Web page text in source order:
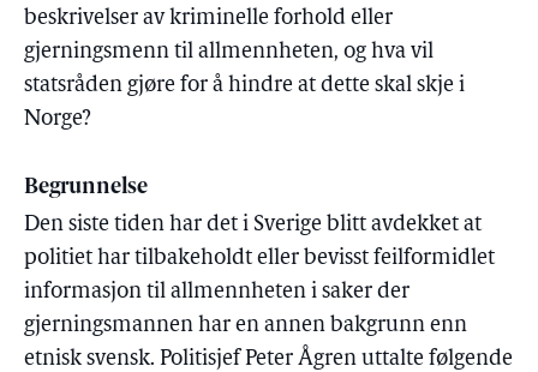
beskrivelser av kriminelle forhold eller
gjerningsmenn til allmennheten, og hva vil
statsråden gjøre for å hindre at dette skal skje i
Norge?
Begrunnelse
Den siste tiden har det i Sverige blitt avdekket at
politiet har tilbakeholdt eller bevisst feilformidlet
informasjon til allmennheten i saker der
gjerningsmannen har en annen bakgrunn enn
etnisk svensk. Politisjef Peter Ågren uttalte følgende